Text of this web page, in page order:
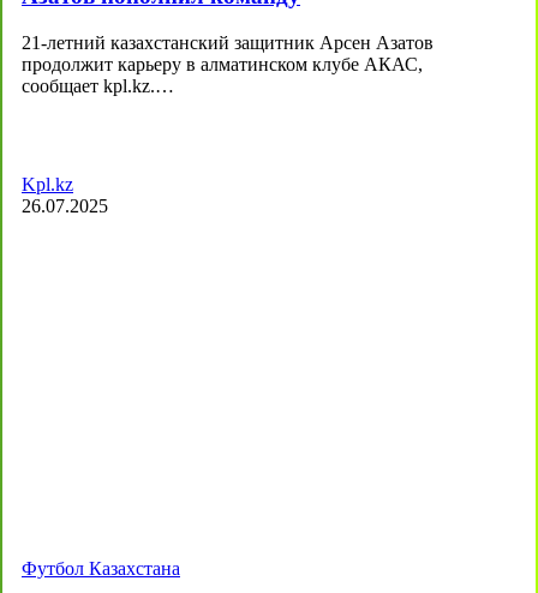
21-летний казахстанский защитник Арсен Азатов
продолжит карьеру в алматинском клубе АКАС,
сообщает kpl.kz.…
Kpl.kz
26.07.2025
Футбол Казахстана